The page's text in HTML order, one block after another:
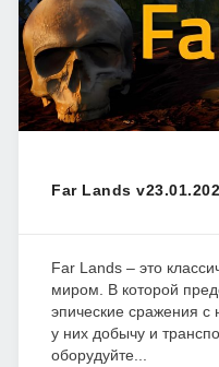
Far Lands
Far Lands – это
миром. В которой
эпические сражения с
у них добычу и
оборудуйте...